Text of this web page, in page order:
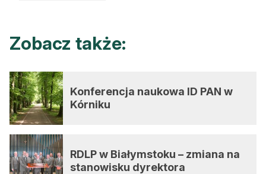
Zobacz także:
Konferencja naukowa ID PAN w
Kórniku
RDLP w Białymstoku – zmiana na
stanowisku dyrektora